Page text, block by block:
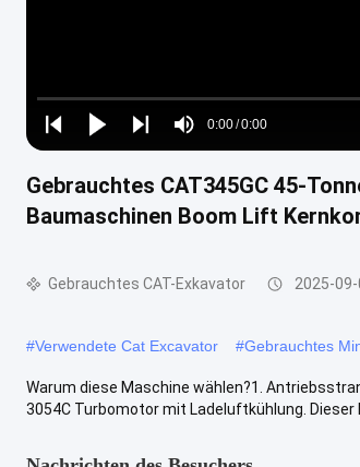
Play
Play
Play
Mute
Time
0:00/0:00
Loaded:
0%
Gebrauchtes CAT345GC 45-
Baumaschinen Boom Lift
Gebrauchtes CAT-Exkavator 2025-09-
#Verwendete Cat Excavator #Gebrauchtes
Warum diese Maschine wählen?1.
3054C Turbomotor mit Ladeluftkühlung. Dieser